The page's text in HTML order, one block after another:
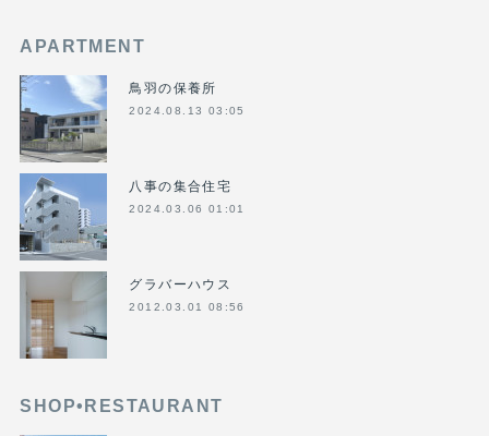
APARTMENT
鳥羽の保養所
2024.08.13 03:05
八事の集合住宅
2024.03.06 01:01
グラバーハウス
2012.03.01 08:56
SHOP•RESTAURANT